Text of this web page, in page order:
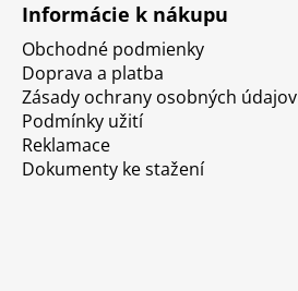
Informácie k nákupu
Obchodné podmienky
Doprava a platba
Zásady ochrany osobných údajov
Podmínky užití
Reklamace
Dokumenty ke stažení